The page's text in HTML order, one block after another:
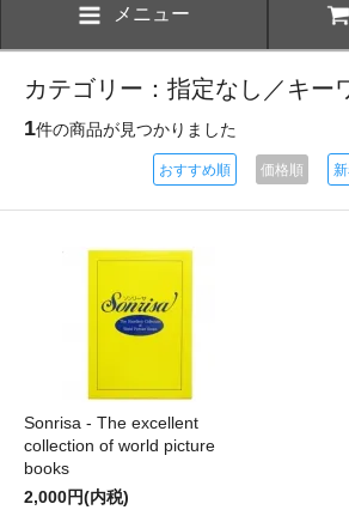
メニュー
カテゴリー：指定なし／キー
1件の商品が見つかりました
おすすめ順 価格順
Sonrisa - The excellent
collection of world picture
books
2,000円(内税)